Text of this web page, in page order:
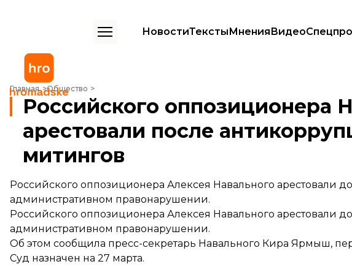
НовостиТекстыМненияВидео
Главная Общество
Российского оппозиционера Навального арестовали после антикоррупционных
Российского оппозиционера
арестовали после
митингов
Российского оппозиционера Алексея Навального арестовали
административном правонарушении.
Российского оппозиционера Алексея Навального арестовали
административном правонарушении.
Об этом сообщила пресс-секретарь Навального Кира Ярмыш,
Суд назначен на 27 марта.